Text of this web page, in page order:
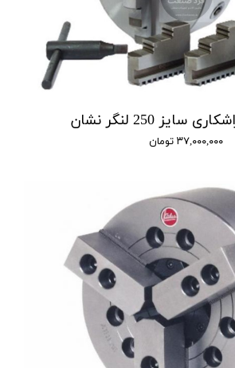
250 لنگر نشان
۳۷,۰۰۰,۰۰۰ تومان